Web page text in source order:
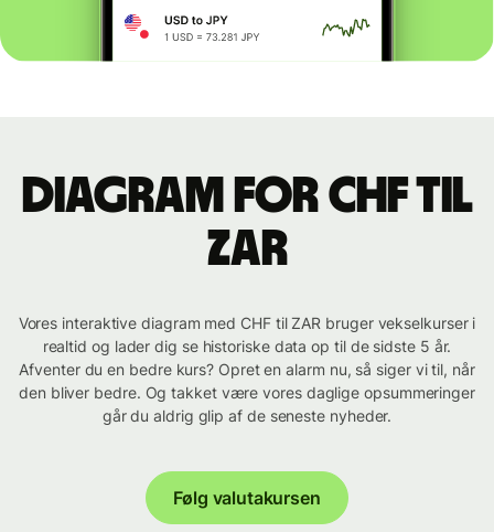
Diagram for CHF til
ZAR
Vores interaktive diagram med CHF til ZAR bruger vekselkurser i
realtid og lader dig se historiske data op til de sidste 5 år.
Afventer du en bedre kurs? Opret en alarm nu, så siger vi til, når
den bliver bedre. Og takket være vores daglige opsummeringer
går du aldrig glip af de seneste nyheder.
Følg valutakursen